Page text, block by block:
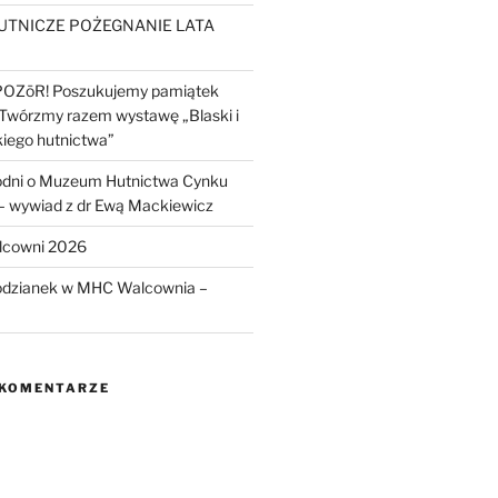
POŻEGNANIE LATA
Poszukujemy pamiątek
razem wystawę „Blaski i
hutnictwa”
o Muzeum Hutnictwa Cynku
wywiad z dr Ewą Mackiewicz
2026
w MHC Walcownia –